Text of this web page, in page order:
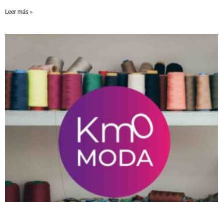
Leer más »